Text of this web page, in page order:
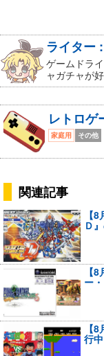
ライター
ゲームドラ
ャガチャが
レトロゲ
家庭用 その他
関連記事
【
Ｄ
【
ー
【
行